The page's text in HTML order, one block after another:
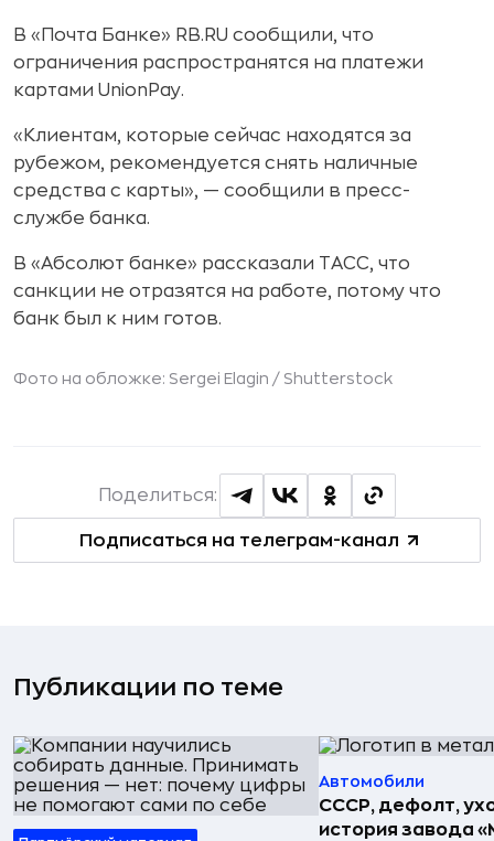
В «Почта Банке» RB.RU сообщили, что
ограничения распространятся на платежи
картами UnionPay.
«Клиентам, которые сейчас находятся за
рубежом, рекомендуется снять наличные
средства с карты», — сообщили в пресс-
службе банка.
В «Абсолют банке» рассказали ТАСС, что
санкции не отразятся на работе, потому что
банк был к ним готов.
Фото на обложке: Sergei Elagin / Shutterstock
Подписаться на телеграм-канал
Поделиться:
Публикации по теме
Автомобили
СССР, дефолт,
история завода